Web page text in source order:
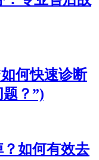
何快速诊断
？”)
如何有效去